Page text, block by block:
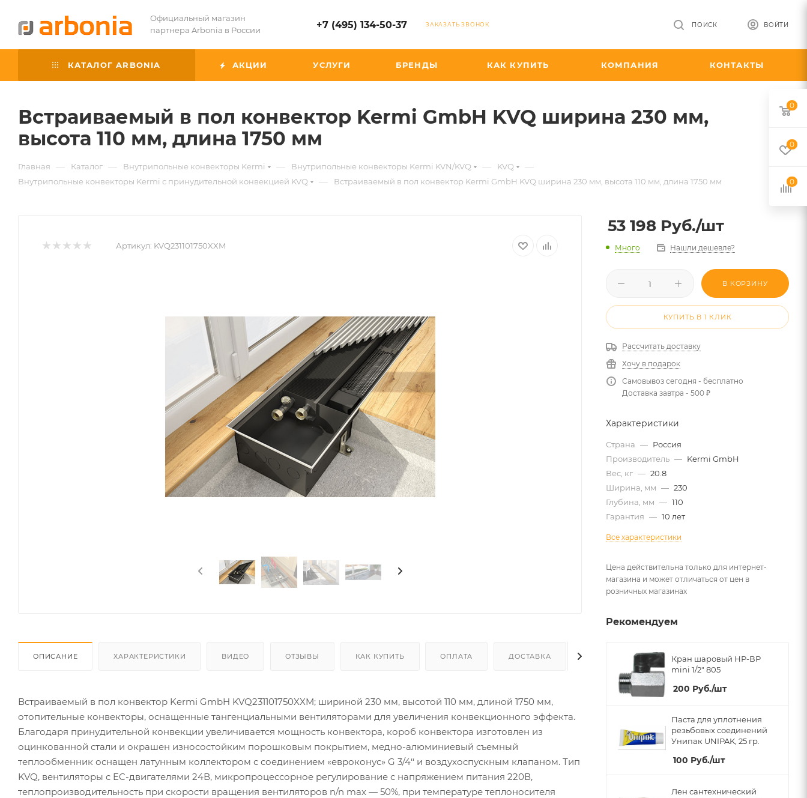
Официальный магазин
партнера Arbonia в России
+7 (495) 134-50-37 ЗАКАЗАТЬ ЗВОНОК ВОЙТИ
ПОИСК
КАТАЛОГ ARBONIA АКЦИИ УСЛУГИ БРЕНДЫ КАК КУПИТЬ КОМПАНИЯ КОНТАКТЫ
Встраиваемый в пол конвектор Kermi GmbH KVQ ширина 230 мм,
высота 110 мм, длина 1750 мм
Главная — Каталог — Внутрипольные конвекторы Kermi — Внутрипольные конвекторы Kermi KVN/KVQ — KVQ —
Внутрипольные конвекторы Kermi с принудительной конвекцией KVQ — Встраиваемый в пол конвектор Kermi GmbH KVQ ширина 230 мм, высота 110 мм, длина 1750 мм
Артикул: KVQ231101750XXM
ОПИСАНИЕ ХАРАКТЕРИСТИКИ ВИДЕО ОТЗЫВЫ КАК КУПИТЬ ОПЛАТА ДОСТАВКА ДОПОЛНИТЕЛЬНО
Встраиваемый в пол конвектор Kermi GmbH KVQ231101750XXM; шириной 230 мм, высотой 110 мм, длиной 1750 мм,
отопительные конвекторы, оснащенные тангенциальными вентиляторами для увеличения конвекционного эффекта.
Благодаря принудительной конвекции увеличивается мощность конвектора, короб конвектора изготовлен из
оцинкованной стали и окрашен износостойким порошковым покрытием, медно-алюминиевый съемный
теплообменник оснащен латунным коллектором с соединением «евроконус» G 3/4‘‘ и воздухоспускным клапаном. Тип
KVQ, вентиляторы с EC-двигателями 24В, микропроцессорное регулирование с напряжением питания 220В,
теплопроизводительность при скорости вращения вентиляторов n/n max — 50%, при температуре теплоносителя
53 198 Руб./шт
Много Нашли дешевле?
В КОРЗИНУ
КУПИТЬ В 1 КЛИК
Рассчитать доставку
Хочу в подарок
Самовывоз сегодня - бесплатно
Доставка завтра - 500 ₽
Характеристики
Страна — Россия
Производитель — Kermi GmbH
Вес, кг — 20.8
Ширина, мм — 230
Глубина, мм — 110
Гарантия — 10 лет
Все характеристики
Цена действительна только для интернет-
магазина и может отличаться от цен в
розничных магазинах
Рекомендуем
Кран шаровый НР-ВР
mini 1/2" 805
200 Руб./шт
Паста для уплотнения
резьбовых соединений
Унипак UNIPAK, 25 гр.
100 Руб./шт
Лен сантехнический
0
0
0